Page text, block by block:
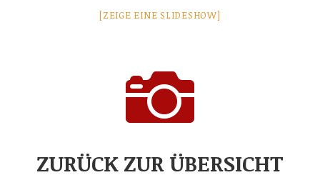
[ZEIGE EINE SLIDESHOW]

ZURÜCK ZUR ÜBERSICHT